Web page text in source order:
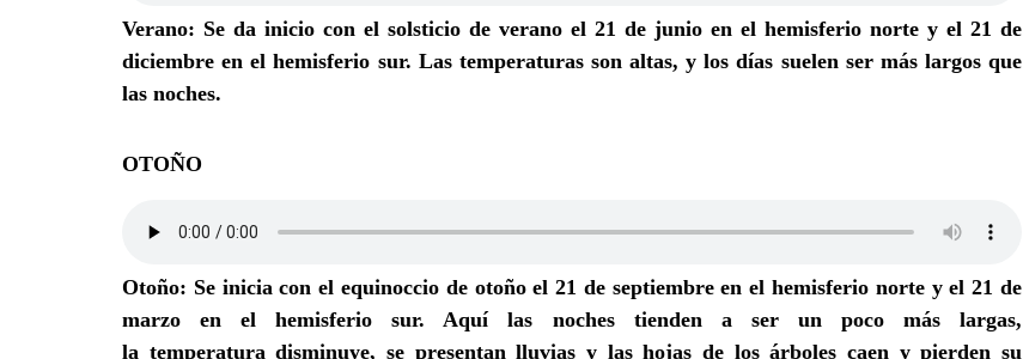
Verano: Se da inicio con el solsticio de verano el 21 de junio en el hemisferio norte y el 21 de
diciembre en el hemisferio sur. Las temperaturas son altas, y los días suelen ser más largos que
las noches.
OTOÑO
Otoño: Se inicia con el equinoccio de otoño el 21 de septiembre en el hemisferio norte y el 21 de
marzo en el hemisferio sur. Aquí las noches tienden a ser un poco más largas,
la temperatura disminuye, se presentan lluvias y las hojas de los árboles caen y pierden su